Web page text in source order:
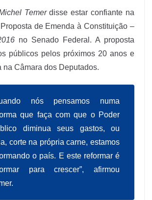
Temerdisse estar confiante na
de Emenda à Constituição –
no Senado Federal. A proposta
públicos pelos próximos 20 anos e
na Câmara dos Deputados.
nós pensamos numa
que faça com que o Poder
diminua seus gastos, ou
corte na própria carne, estamos
o país. E este reformar é
para crescer”, afirmou